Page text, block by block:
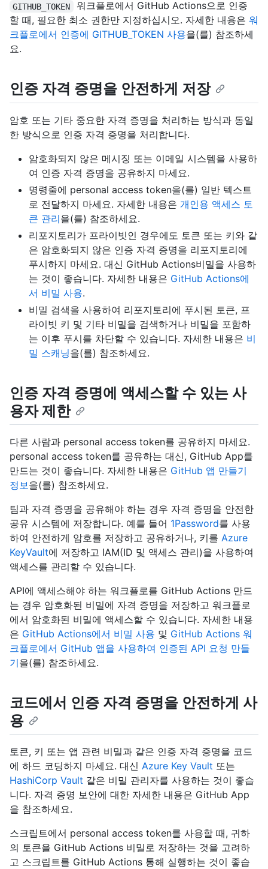
GITHUB_TOKEN
워크플로에서 GitHub Actions으로 인증
할 때, 필요한 최소 권한만 지정하십시오. 자세한 내용은 워
크플로에서 인증에 GITHUB_TOKEN 사용을(를) 참조하세
요.
인증 자격 증명을 안전하게 저장
암호 또는 기타 중요한 자격 증명을 처리하는 방식과 동일
한 방식으로 인증 자격 증명을 처리합니다.
암호화되지 않은 메시징 또는 이메일 시스템을 사용하
여 인증 자격 증명을 공유하지 마세요.
명령줄에 personal access token을(를) 일반 텍스트
로 전달하지 마세요. 자세한 내용은 개인용 액세스 토
큰 관리을(를) 참조하세요.
리포지토리가 프라이빗인 경우에도 토큰 또는 키와 같
은 암호화되지 않은 인증 자격 증명을 리포지토리에
푸시하지 마세요. 대신 GitHub Actions비밀을 사용하
는 것이 좋습니다. 자세한 내용은 GitHub Actions에
서 비밀 사용.
비밀 검색을 사용하여 리포지토리에 푸시된 토큰, 프
라이빗 키 및 기타 비밀을 검색하거나 비밀을 포함하
는 이후 푸시를 차단할 수 있습니다. 자세한 내용은 비
밀 스캐닝을(를) 참조하세요.
인증 자격 증명에 액세스할 수 있는 사
용자 제한
다른 사람과 personal access token를 공유하지 마세요.
personal access token를 공유하는 대신, GitHub App를
만드는 것이 좋습니다. 자세한 내용은 GitHub 앱 만들기
정보 을(를) 참조하세요.
팀과 자격 증명을 공유해야 하는 경우 자격 증명을 안전한
공유 시스템에 저장합니다. 예를 들어 1Password를 사용
하여 안전하게 암호를 저장하고 공유하거나, 키를 Azure
KeyVault에 저장하고 IAM(ID 및 액세스 관리)을 사용하여
액세스를 관리할 수 있습니다.
API에 액세스해야 하는 워크플로를 GitHub Actions 만드
는 경우 암호화된 비밀에 자격 증명을 저장하고 워크플로
에서 암호화된 비밀에 액세스할 수 있습니다. 자세한 내용
은 GitHub Actions에서 비밀 사용 및 GitHub Actions 워
크플로에서 GitHub 앱을 사용하여 인증된 API 요청 만들
기을(를) 참조하세요.
코드에서 인증 자격 증명을 안전하게 사
용
토큰, 키 또는 앱 관련 비밀과 같은 인증 자격 증명을 코드
에 하드 코딩하지 마세요. 대신 Azure Key Vault 또는
HashiCorp Vault 같은 비밀 관리자를 사용하는 것이 좋습
니다. 자격 증명 보안에 대한 자세한 내용은 GitHub App
을 참조하세요.
스크립트에서 personal access token를 사용할 때, 귀하
의 토큰을 GitHub Actions 비밀로 저장하는 것을 고려하
고 스크립트를 GitHub Actions 통해 실행하는 것이 좋습